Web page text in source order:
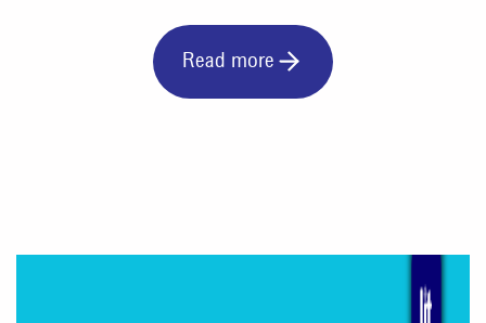
Read more